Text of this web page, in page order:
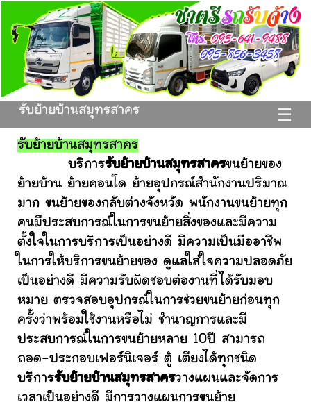
☰
รับย้ายบ้านสมุทรสาคร
รับย้ายบ้านสมุทรสาคร
บริการรับย้ายบ้านสมุทรสาครขนย้ายของ
ย้ายบ้าน ย้ายคอนโด ย้ายอุปกรณ์สำนักงานปริมาณ
มาก ขนย้ายของกลับต่างจังหวัด พนักงานขนย้ายทุก
คนมีประสบการณ์ในการขนย้ายสิ่งของและมีความ
ตั้งใจในการบริการเป็นอย่างดี มีความเป็นมืออาชีพ
ในการให้บริการขนย้ายของ ดูแลใส่ใจความปลอดภัย
เป็นอย่างดี มีความรับผิดชอบต่องานที่ได้รับมอบ
หมาย ตรวจสอบอุปกรณ์ในการช่วยขนย้ายก่อนทุก
ครั้งว่าพร้อมใช้งานหรือไม่ ชำนาญการและมี
ประสบการณ์ในการขนย้ายหลาย 10ปี สามารถ
ถอด-ประกอบเฟอร์นิเจอร์ ตู้ เตียงได้ทุกชนิด
บริการรับย้ายบ้านสมุทรสาครวางแผนและจัดการ
เวลาเป็นอย่างดี มีการวางแผนการขนย้าย